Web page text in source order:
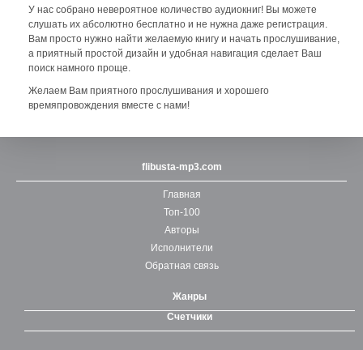
У нас собрано невероятное количество аудиокниг! Вы можете
слушать их абсолютно бесплатно и не нужна даже регистрация.
Вам просто нужно найти желаемую книгу и начать прослушивание,
а приятный простой дизайн и удобная навигация сделает Ваш
поиск намного проще.
Желаем Вам приятного прослушивания и хорошего
времяпровождения вместе с нами!
flibusta-mp3.com
Главная
Топ-100
Авторы
Исполнители
Обратная связь
Жанры
Счетчики